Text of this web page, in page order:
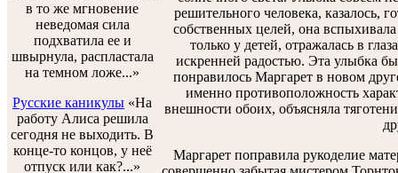
в то же мгновение
неведомая сила
подхватила ее и
швырнула, распластала
на темном ложе...»
Русские каникулы «На
работу Алиса решила
сегодня не выходить. В
конце-то концов, у неё
отпуск или как?...»
решительного человека, казалось,
собственных целей, она
только у детей, отражалась в
искренней радостью. Эта улыбка
понравилось Маргарет в новом
именно противоположность
внешности обоих, объясняла
Маргарет поправила рукоделие